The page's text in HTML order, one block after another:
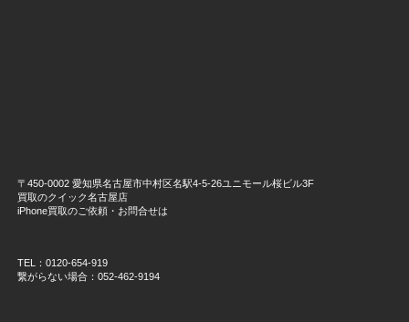
〒450-0002 愛知県名古屋市中村区名駅4-5-26ユニモール桜ビル3F
買取のクイック名古屋店
iPhone買取のご依頼・お問合せは
TEL：0120-654-919
繋がらない場合：052-462-9194